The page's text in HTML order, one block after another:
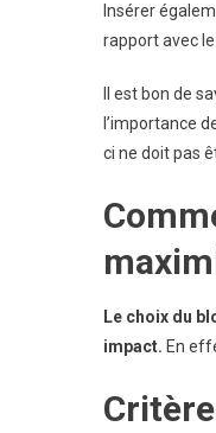
Insérer
rapport avec
Il est bon de
l’importance
ci ne doit pas
Le choix du
impact. En